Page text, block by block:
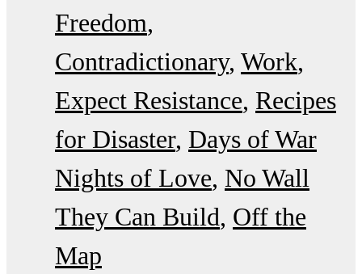
Freedom
Contradictionary Work
Expect Resistance Recipes
for Disaster Days of War
Nights of Love No Wall
They Can Build Off the
Map